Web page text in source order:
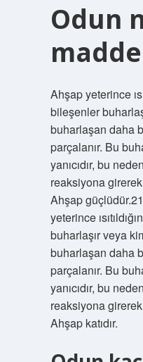
Odun
Ahşap yeterince
bileşenler
buharlaşan daha
parçalanır. Bu
yanıcıdır, bu
reaksiyona girerek
Ahşap
yeterince
buharlaşır veya
buharlaşan daha
parçalanır. Bu
yanıcıdır, bu
reaksiyona girerek
Ahşap katıdır.